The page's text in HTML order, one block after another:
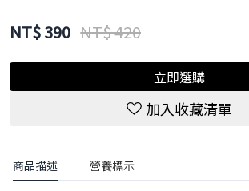
NT$390 NT$ 420
立即選購
加入收藏清單
商品描述 營養標示